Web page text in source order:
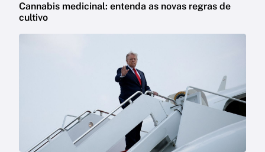
Cannabis medicinal: entenda as novas regras de
cultivo